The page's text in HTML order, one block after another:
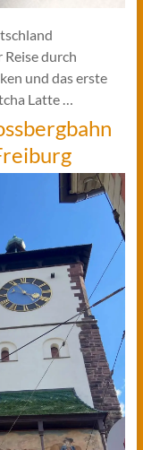
durch
und das erste
Latte …